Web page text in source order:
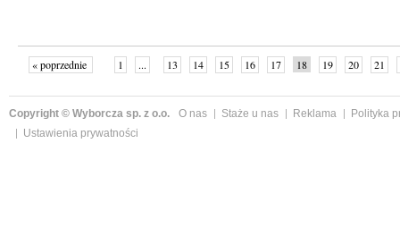
« poprzednie 1 ... 13 14 15 16 17 18 19 20 21
Copyright © Wyborcza sp. z o.o. O nas Staże u nas Reklama
Polityka
Ustawienia prywatności